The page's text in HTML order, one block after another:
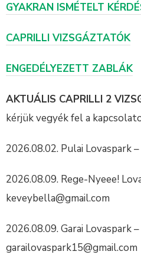
GYAKRAN ISMÉTELT
CAPRILLI VIZSGÁZTATÓK
ENGEDÉLYEZETT ZABLÁK
AKTUÁLIS CAPRILLI 2
kérjük vegyék fel a
2026.08.02. Pulai Lovaspark
2026.08.09. Rege-Nyeee!
keveybella@gmail.com
2026.08.09. Garai Lovaspark –
garailovaspark15@gmail.com